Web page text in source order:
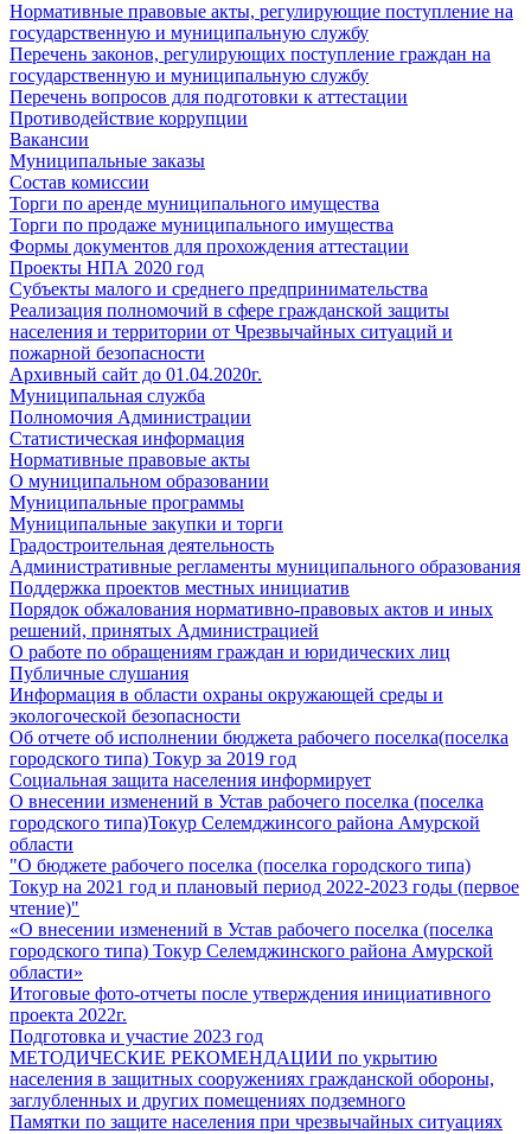
Нормативные правовые акты, регулирующие поступление на
государственную и муниципальную службу
Перечень законов, регулирующих поступление граждан на
государственную и муниципальную службу
Перечень вопросов для подготовки к аттестации
Противодействие коррупции
Вакансии
Муниципальные заказы
Состав комиссии
Торги по аренде муниципального имущества
Торги по продаже муниципального имущества
Формы документов для прохождения аттестации
Проекты НПА 2020 год
Субъекты малого и среднего предпринимательства
Реализация полномочий в сфере гражданской защиты
населения и территории от Чрезвычайных ситуаций и
пожарной безопасности
Архивный сайт до 01.04.2020г.
Муниципальная служба
Полномочия Администрации
Статистическая информация
Нормативные правовые акты
О муниципальном образовании
Муниципальные программы
Муниципальные закупки и торги
Градостроительная деятельность
Административные регламенты муниципального образования
Поддержка проектов местных инициатив
Порядок обжалования нормативно-правовых актов и иных
решений, принятых Администрацией
О работе по обращениям граждан и юридических лиц
Публичные слушания
Информация в области охраны окружающей среды и
экологоческой безопасности
Об отчете об исполнении бюджета рабочего поселка(поселка
городского типа) Токур за 2019 год
Социальная защита населения информирует
О внесении изменений в Устав рабочего поселка (поселка
городского типа)Токур Селемджинсого района Амурской
области
"О бюджете рабочего поселка (поселка городского типа)
Токур на 2021 год и плановый период 2022-2023 годы (первое
чтение)"
«О внесении изменений в Устав рабочего поселка (поселка
городского типа) Токур Селемджинского района Амурской
области»
Итоговые фото-отчеты после утверждения инициативного
проекта 2022г.
Подготовка и участие 2023 год
МЕТОДИЧЕСКИЕ РЕКОМЕНДАЦИИ по укрытию
населения в защитных сооружениях гражданской обороны,
заглубленных и других помещениях подземного
Памятки по защите населения при чрезвычайных ситуациях